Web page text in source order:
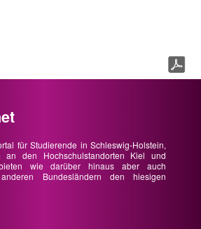
für Studierende in Schleswig-Holstein,
an den Hochschulstandorten Kiel und
wie darüber hinaus aber auch
Bundesländern den hiesigen